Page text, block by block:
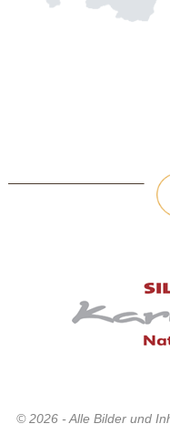
© 2026 - Alle Bilder und